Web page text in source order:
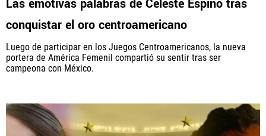
Las emotivas palabras de Celeste Espino tras
conquistar el oro centroamericano
Luego de participar en los Juegos Centroamericanos, la nueva
portera de América Femenil compartió su sentir tras ser
campeona con México.